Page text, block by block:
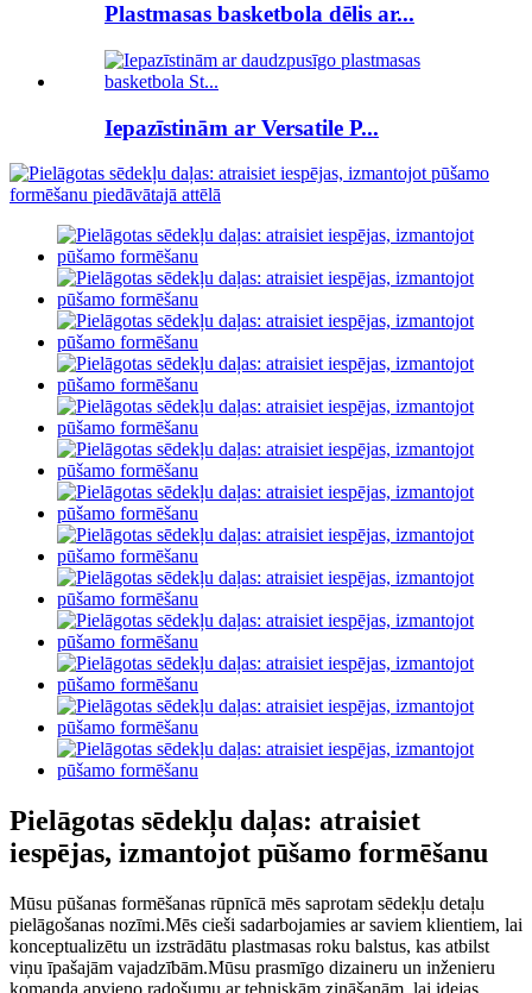
Plastmasas basketbola dēlis ar...
Iepazīstinām ar Versatile P...
Pielāgotas sēdekļu daļas: atraisiet
iespējas, izmantojot pūšamo formēšanu
Mūsu pūšanas formēšanas rūpnīcā mēs saprotam sēdekļu detaļu
pielāgošanas nozīmi.Mēs cieši sadarbojamies ar saviem klientiem, lai
konceptualizētu un izstrādātu plastmasas roku balstus, kas atbilst
viņu īpašajām vajadzībām.Mūsu prasmīgo dizaineru un inženieru
komanda apvieno radošumu ar tehniskām zināšanām, lai idejas